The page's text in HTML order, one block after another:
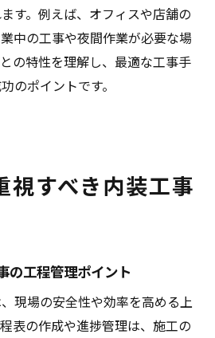
す。例えば、オフィスや店舗の
中の工事や夜間作業が必要な場
の特性を理解し、最適な工事手
のポイントです。
視すべき内装工事
の工程管理ポイント
現場の安全性や効率を高める上
表の作成や進捗管理は、施工の